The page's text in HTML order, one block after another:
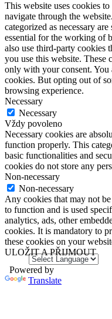
This website uses cookies
navigate through the
categorized as necessary
essential for the working of
also use third-party cookies
you use this website.
only with your consent. You
cookies. But opting out of
browsing experience.
Necessary
Necessary
Vždy povoleno
Necessary cookies are
function properly. This
basic functionalities and
cookies do not store any
Non-necessary
Non-necessary
Any cookies that may not
to function and is used
analytics, ads, other
cookies. It is mandatory to
these cookies on your
ULOŽIT A PŘIJMOUT
Powered by
Translate